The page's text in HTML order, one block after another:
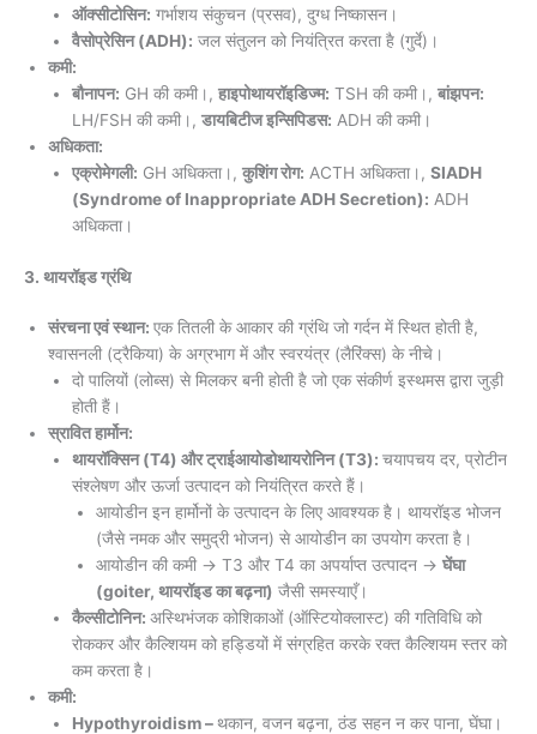
ऑक्सीटोसिन: गर्भाशय संकुचन (प्रसव), दुग्ध निष्कासन।
वैसोप्रेसिन (ADH): जल संतुलन को नियंत्रित करता है (गुर्दे)।
कमी:
बौनापन: GH की कमी।, हाइपोथायरॉइडिज्म: TSH की कमी।, बांझपन:
LH/FSH की कमी।, डायबिटीज इन्सिपिडस: ADH की कमी।
अधिकता:
एक्रोमेगली: GH अधिकता।, कुशिंग रोग: ACTH अधिकता।, SIADH
(Syndrome of Inappropriate ADH Secretion): ADH
अधिकता।
3. थायरॉइड ग्रंथि
संरचना एवं स्थान: एक तितली के आकार की ग्रंथि जो गर्दन में स्थित होती है,
श्वासनली (ट्रैकिया) के अग्रभाग में और स्वरयंत्र (लैरिंक्स) के नीचे।
दो पालियों (लोब्स) से मिलकर बनी होती है जो एक संकीर्ण इस्थमस द्वारा जुड़ी
होती हैं।
स्रावित हार्मोन:
थायरॉक्सिन (T4) और ट्राईआयोडोथायरोनिन (T3): चयापचय दर, प्रोटीन
संश्लेषण और ऊर्जा उत्पादन को नियंत्रित करते हैं।
आयोडीन इन हार्मोनों के उत्पादन के लिए आवश्यक है। थायरॉइड भोजन
(जैसे नमक और समुद्री भोजन) से आयोडीन का उपयोग करता है।
आयोडीन की कमी → T3 और T4 का अपर्याप्त उत्पादन → घेंघा
(goiter, थायरॉइड का बढ़ना) जैसी समस्याएँ।
कैल्सीटोनिन: अस्थिभंजक कोशिकाओं (ऑस्टियोक्लास्ट) की गतिविधि को
रोककर और कैल्शियम को हड्डियों में संग्रहित करके रक्त कैल्शियम स्तर को
कम करता है।
कमी:
Hypothyroidism –थकान, वजन बढ़ना, ठंड सहन न कर पाना, घेंघा।